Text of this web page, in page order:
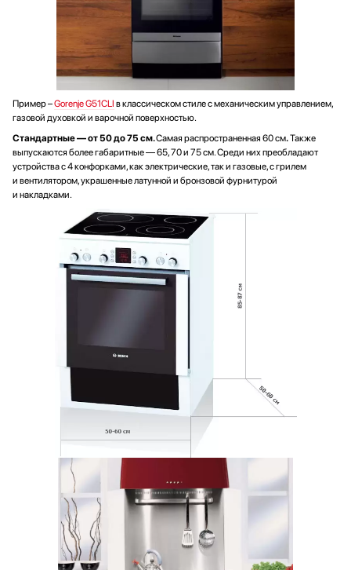
Пример –Gorenje G51CLI в классическом стиле с механическим управлением,
газовой духовкой и варочной поверхностью.
Стандартные — от 50 до 75 см.Самая распространенная 60 см.Также
выпускаются более габаритные — 65, 70 и 75 см. Среди них преобладают
устройства с 4 конфорками, как электрические, так и газовые, с грилем
и вентилятором, украшенные латунной и бронзовой фурнитурой
и накладками.